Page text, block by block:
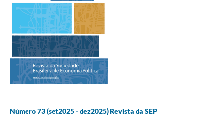
Número 73 (set2025 - dez2025) Revista da SEP